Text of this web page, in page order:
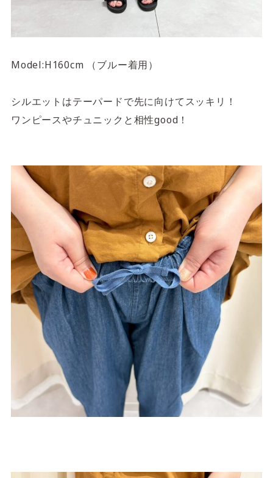
Model:H160cm （ブルー着用）
シルエットはテーパードで先に向けてスッキリ！
ワンピースやチュニックと相性good！